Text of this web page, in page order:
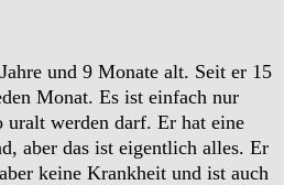
und 9 Monate alt. Seit er 15
Monat. Es ist einfach nur
uralt werden darf. Er hat eine
aber das ist eigentlich alles. Er
keine Krankheit und ist auch